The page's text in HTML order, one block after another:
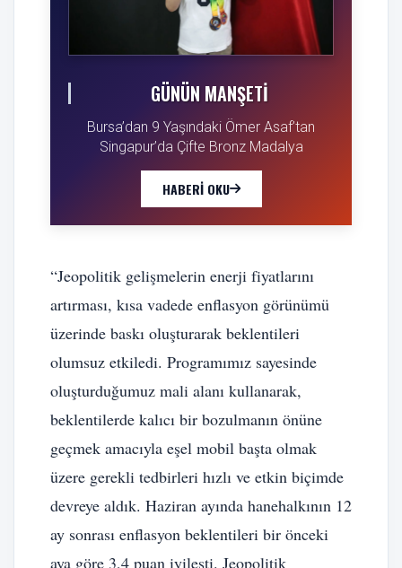
GÜNÜN MANŞETI
Bursa’dan 9 Yaşındaki Ömer Asaf’tan
Singapur’da Çifte Bronz Madalya
HABERI OKU
“Jeopolitik gelişmelerin enerji fiyatlarını
artırması, kısa vadede enflasyon görünümü
üzerinde baskı oluşturarak beklentileri
olumsuz etkiledi. Programımız sayesinde
oluşturduğumuz mali alanı kullanarak,
beklentilerde kalıcı bir bozulmanın önüne
geçmek amacıyla eşel mobil başta olmak
üzere gerekli tedbirleri hızlı ve etkin biçimde
devreye aldık. Haziran ayında hanehalkının 12
ay sonrası enflasyon beklentileri bir önceki
aya göre 3,4 puan iyileşti. Jeopolitik